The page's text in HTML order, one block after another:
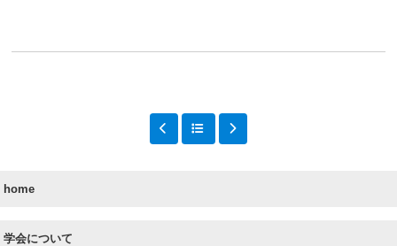
home
学会について